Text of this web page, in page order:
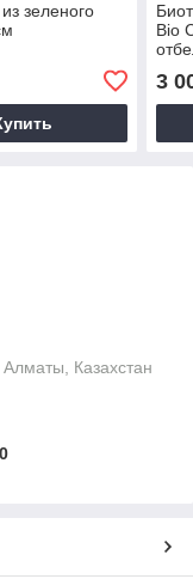
зеленого
Bio
3
Казахстан